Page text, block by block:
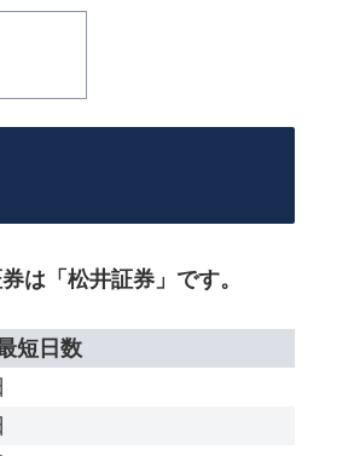
は「松井証券」です。
短日数